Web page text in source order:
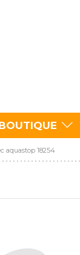
aquastop 18254